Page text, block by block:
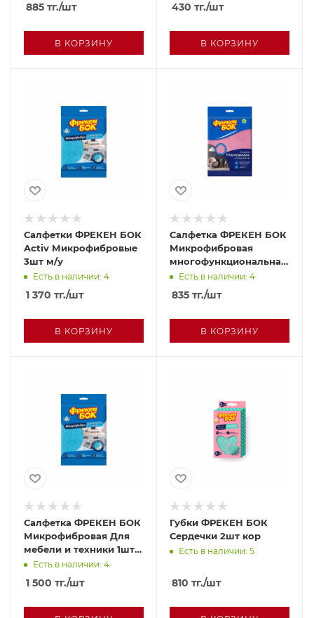
885 тг./шт
В КОРЗИНУ
430 тг./шт
В КОРЗИНУ
Салфетки ФРЕКЕН БОК
Activ Микрофибровые
3шт м/у
Есть в наличии: 4
1 370 тг./шт
В КОРЗИНУ
Салфетка ФРЕКЕН БОК
Микрофибровая
многофункциональная
1шт м/у
Есть в наличии: 4
835 тг./шт
В КОРЗИНУ
Салфетка ФРЕКЕН БОК
Микрофибровая Для
мебели и техники 1шт
м/уЕсть в наличии: 4
1 500 тг./шт
Губки ФРЕКЕН БОК
Сердечки 2шт кор
Есть в наличии: 5
810 тг./шт